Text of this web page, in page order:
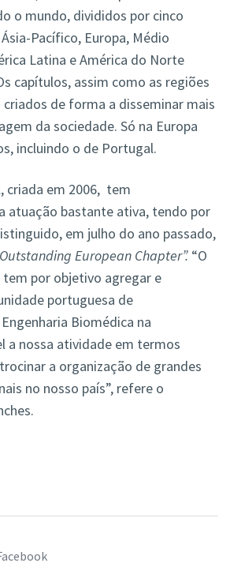
o mundo, divididos por cinco
Pacífico, Europa, Médio
Latina e América do Norte
capítulos, assim como as regiões
de forma a disseminar mais
da sociedade. Só na Europa
incluindo o de Portugal.
criada em 2006, tem
atuação bastante ativa, tendo por
em julho do ano passado,
Outstanding European Chapter”. “O
por objetivo agregar e
portuguesa de
Biomédica na
a nossa atividade em termos
a organização de grandes
no nosso país”, refere o